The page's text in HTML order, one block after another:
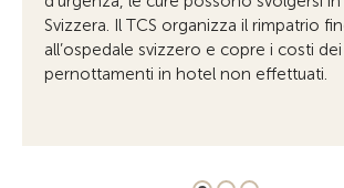
Svizzera. Il TCS organizza il rimpatrio
all’ospedale svizzero e copre i costi dei
pernottamenti in hotel non effettuati.